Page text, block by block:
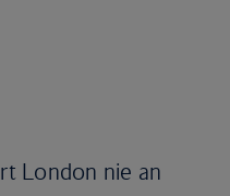
London nie an